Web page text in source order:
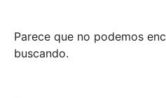
Parece que no podemos
buscando.